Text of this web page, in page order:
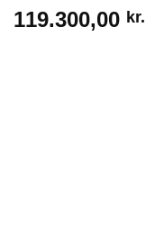
119.300,00 kr.